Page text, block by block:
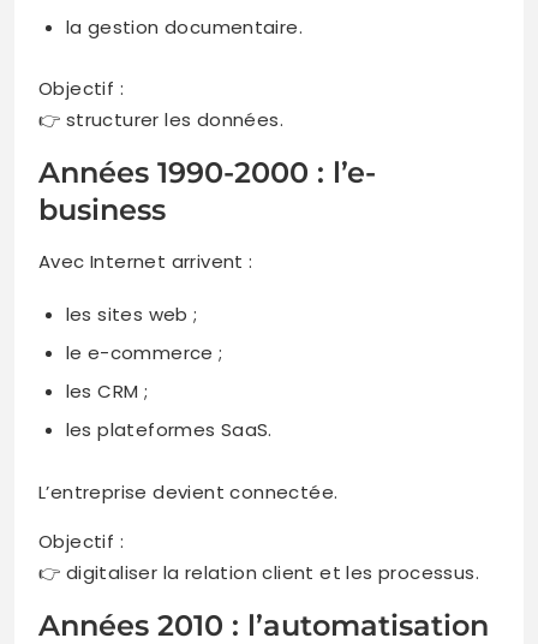
la gestion documentaire.
Objectif :
👉 structurer les données.
Années 1990-2000 : l’e-
business
Avec Internet arrivent :
les sites web ;
le e-commerce ;
les CRM ;
les plateformes SaaS.
L’entreprise devient connectée.
Objectif :
👉 digitaliser la relation client et les processus.
Années 2010 : l’automatisation